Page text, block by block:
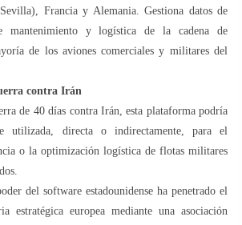
Francia y Alemania. Gestiona datos de
mantenimiento y logística de la cadena de
de los aviones comerciales y militares del
contra Irán
de 40 días contra Irán, esta plataforma podría
utilizada, directa o indirectamente, para el
o la optimización logística de flotas militares
del software estadounidense ha penetrado el
estratégica europea mediante una asociación